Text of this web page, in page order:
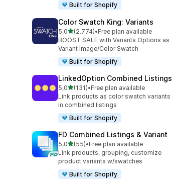
Built for Shopify
Color Swatch King: Variants
5,05 yıldız üzerinden
(2.774)
toplam 2774 değerlendirme
•Free plan available
BOOST SALE with Variants Options as
Variant Image/Color Swatch
Built for Shopify
LinkedOption Combined Listings
5,05 yıldız üzerinden
(131)
toplam 131 değerlendirme
•Free plan available
Link products as color swatch variants
in combined listings
Built for Shopify
FD Combined Listings & Variant
5,05 yıldız üzerinden
(55)
toplam 55 değerlendirme
•Free plan available
Link products, grouping, customize
product variants w/swatches
Built for Shopify